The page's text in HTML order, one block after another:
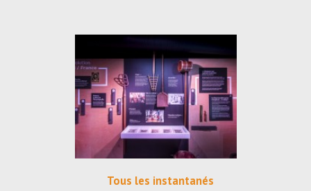
Tous les instantanés